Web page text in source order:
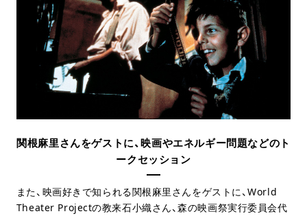
関根麻里さんをゲストに、映画やエネルギー問題などのト
ークセッション
また、映画好きで知られる関根麻里さんをゲストに、World
Theater Projectの教来石小織さん、森の映画祭実行委員会代